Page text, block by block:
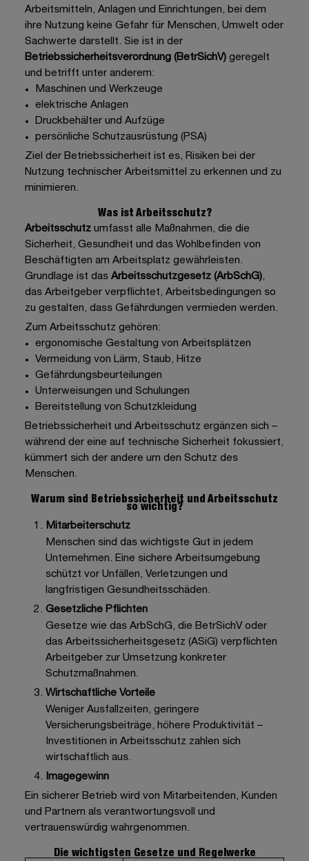
Arbeitsmitteln, Anlagen und Einrichtungen, bei dem
ihre Nutzung keine Gefahr für Menschen, Umwelt oder
Sachwerte darstellt. Sie ist in der
Betriebssicherheitsverordnung (BetrSichV) geregelt
und betrifft unter anderem:
Maschinen und Werkzeuge
elektrische Anlagen
Druckbehälter und Aufzüge
persönliche Schutzausrüstung (PSA)
Ziel der Betriebssicherheit ist es, Risiken bei der
Nutzung technischer Arbeitsmittel zu erkennen und zu
minimieren.
Was ist Arbeitsschutz?
Arbeitsschutz umfasst alle Maßnahmen, die die
Sicherheit, Gesundheit und das Wohlbefinden von
Beschäftigten am Arbeitsplatz gewährleisten.
Grundlage ist das Arbeitsschutzgesetz (ArbSchG),
das Arbeitgeber verpflichtet, Arbeitsbedingungen so
zu gestalten, dass Gefährdungen vermieden werden.
Zum Arbeitsschutz gehören:
ergonomische Gestaltung von Arbeitsplätzen
Vermeidung von Lärm, Staub, Hitze
Gefährdungsbeurteilungen
Unterweisungen und Schulungen
Bereitstellung von Schutzkleidung
Betriebssicherheit und Arbeitsschutz ergänzen sich –
während der eine auf technische Sicherheit fokussiert,
kümmert sich der andere um den Schutz des
Menschen.
Warum sind Betriebssicherheit und Arbeitsschutz
so wichtig?
Mitarbeiterschutz
Menschen sind das wichtigste Gut in jedem
Unternehmen. Eine sichere Arbeitsumgebung
schützt vor Unfällen, Verletzungen und
langfristigen Gesundheitsschäden.
Gesetzliche Pflichten
Gesetze wie das ArbSchG, die BetrSichV oder
das Arbeitssicherheitsgesetz (ASiG) verpflichten
Arbeitgeber zur Umsetzung konkreter
Schutzmaßnahmen.
Wirtschaftliche Vorteile
Weniger Ausfallzeiten, geringere
Versicherungsbeiträge, höhere Produktivität –
Investitionen in Arbeitsschutz zahlen sich
wirtschaftlich aus.
Imagegewinn
Ein sicherer Betrieb wird von Mitarbeitenden, Kunden
und Partnern als verantwortungsvoll und
vertrauenswürdig wahrgenommen.
Die wichtigsten Gesetze und Regelwerke